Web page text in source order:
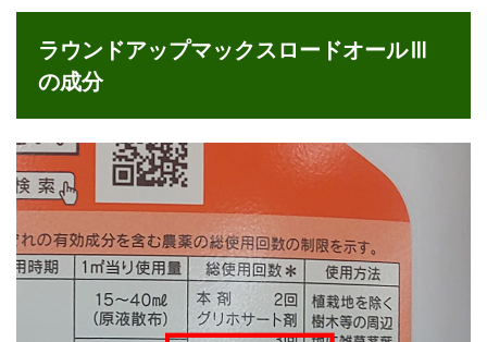
ラウンドアップマックスロードオールⅢ
の成分